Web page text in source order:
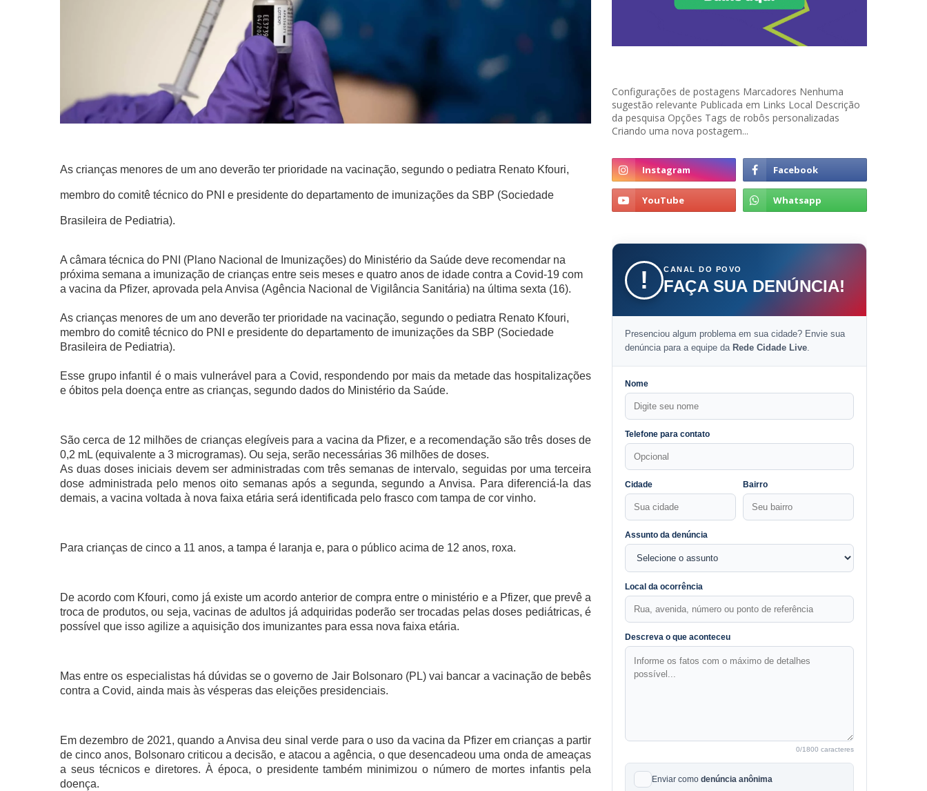
As crianças menores de um ano deverão ter prioridade na vacinação, segundo o pediatra Renato Kfouri,
membro do comitê técnico do PNI e presidente do departamento de imunizações da SBP (Sociedade
Brasileira de Pediatria).
A câmara técnica do PNI (Plano Nacional de Imunizações) do Ministério da Saúde deve recomendar na
próxima semana a imunização de crianças entre seis meses e quatro anos de idade contra a Covid-19 com
a vacina da Pfizer, aprovada pela Anvisa (Agência Nacional de Vigilância Sanitária) na última sexta (16).
As crianças menores de um ano deverão ter prioridade na vacinação, segundo o pediatra Renato Kfouri,
membro do comitê técnico do PNI e presidente do departamento de imunizações da SBP (Sociedade
Brasileira de Pediatria).
Esse grupo infantil é o mais vulnerável para a Covid, respondendo por mais da metade das hospitalizações
e óbitos pela doença entre as crianças, segundo dados do Ministério da Saúde.
São cerca de 12 milhões de crianças elegíveis para a vacina da Pfizer, e a recomendação são três doses de
0,2 mL (equivalente a 3 microgramas). Ou seja, serão necessárias 36 milhões de doses.
As duas doses iniciais devem ser administradas com três semanas de intervalo, seguidas por uma terceira
dose administrada pelo menos oito semanas após a segunda, segundo a Anvisa. Para diferenciá-la das
demais, a vacina voltada à nova faixa etária será identificada pelo frasco com tampa de cor vinho.
Para crianças de cinco a 11 anos, a tampa é laranja e, para o público acima de 12 anos, roxa.
De acordo com Kfouri, como já existe um acordo anterior de compra entre o ministério e a Pfizer, que prevê a
troca de produtos, ou seja, vacinas de adultos já adquiridas poderão ser trocadas pelas doses pediátricas, é
possível que isso agilize a aquisição dos imunizantes para essa nova faixa etária.
Mas entre os especialistas há dúvidas se o governo de Jair Bolsonaro (PL) vai bancar a vacinação de bebês
contra a Covid, ainda mais às vésperas das eleições presidenciais.
Em dezembro de 2021, quando a Anvisa deu sinal verde para o uso da vacina da Pfizer em crianças a partir
de cinco anos, Bolsonaro criticou a decisão, e atacou a agência, o que desencadeou uma onda de ameaças
a seus técnicos e diretores. À época, o presidente também minimizou o número de mortes infantis pela
doença.
Configurações de postagens Marcadores Nenhuma
sugestão relevante Publicada em Links Local Descrição
da pesquisa Opções Tags de robôs personalizadas
Criando uma nova postagem...
! CANAL DO POVO
FAÇA SUA DENÚNCIA!
Presenciou algum problema em sua cidade? Envie sua
denúncia para a equipe da Rede Cidade Live.
Nome
Telefone para contato
Cidade Bairro
Assunto da denúncia
Local da ocorrência
Descreva o que aconteceu
0/1800 caracteres
Enviar como denúncia anônima